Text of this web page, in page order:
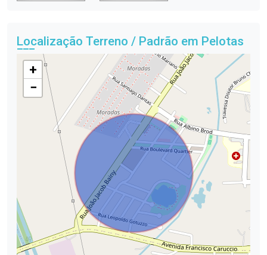
Localização Terreno / Padrão em Pelotas
+
−